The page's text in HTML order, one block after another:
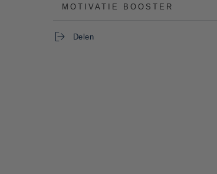
MOTIVATIE BOOSTER
Delen